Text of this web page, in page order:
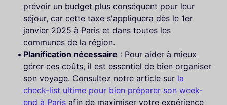
prévoir un budget plus conséquent pour leur
séjour, car cette taxe s'appliquera dès le 1er
janvier 2025 à Paris et dans toutes les
communes de la région.
Planification nécessaire : Pour aider à mieux
gérer ces coûts, il est essentiel de bien organiser
son voyage. Consultez notre article sur la
check-list ultime pour bien préparer son week-
end à Paris afin de maximiser votre expérience